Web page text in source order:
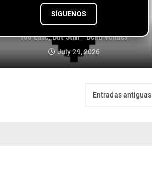
SÍGUENOS
Too Late, But Still - Dead Venues
July 29, 2026
Entradas antiguas